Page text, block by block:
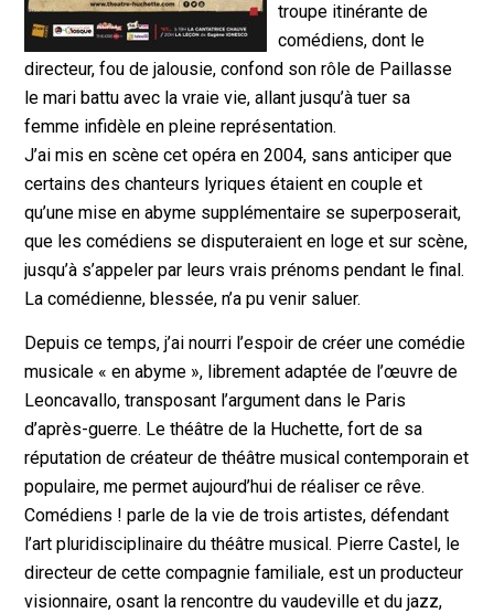
troupe itinérante de
comédiens, dont le
directeur, fou de jalousie, confond son rôle de Paillasse
le mari battu avec la vraie vie, allant jusqu’à tuer sa
femme infidèle en pleine représentation.
J’ai mis en scène cet opéra en 2004, sans anticiper que
certains des chanteurs lyriques étaient en couple et
qu’une mise en abyme supplémentaire se superposerait,
que les comédiens se disputeraient en loge et sur scène,
jusqu’à s’appeler par leurs vrais prénoms pendant le final.
La comédienne, blessée, n’a pu venir saluer.
Depuis ce temps, j’ai nourri l’espoir de créer une comédie
musicale « en abyme », librement adaptée de l’œuvre de
Leoncavallo, transposant l’argument dans le Paris
d’après-guerre. Le théâtre de la Huchette, fort de sa
réputation de créateur de théâtre musical contemporain et
populaire, me permet aujourd’hui de réaliser ce rêve.
Comédiens ! parle de la vie de trois artistes, défendant
l’art pluridisciplinaire du théâtre musical. Pierre Castel, le
directeur de cette compagnie familiale, est un producteur
visionnaire, osant la rencontre du vaudeville et du jazz,